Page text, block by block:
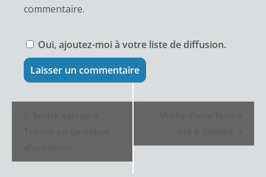
commentaire.
Oui, ajoutez-moi à votre liste de diffusion.